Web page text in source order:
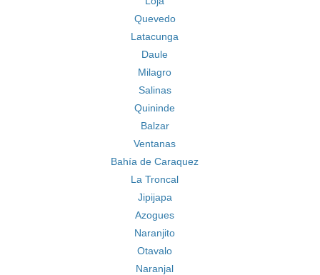
Quevedo
Latacunga
Daule
Milagro
Salinas
Quininde
Balzar
Ventanas
Bahía de Caraquez
La Troncal
Jipijapa
Azogues
Naranjito
Otavalo
Naranjal